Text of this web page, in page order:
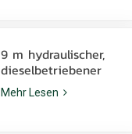
9 m hydraulischer,
dieselbetriebener
mobiler Lichtmast
mit 350 W LED-
Mehr Lesen